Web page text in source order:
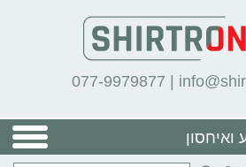
077-9979877 |
ואיחסון